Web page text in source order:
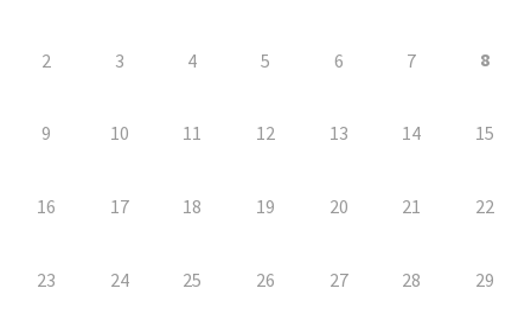
2 3 4 5 6 7 8
9 10 11 12 13 14 15
16 17 18 19 20 21 22
23 24 25 26 27 28 29